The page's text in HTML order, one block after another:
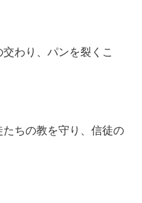
交わり、パンを裂くこ
たちの教を守り、信徒の